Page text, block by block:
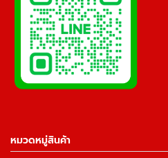
หมวดหมู่สินค้า